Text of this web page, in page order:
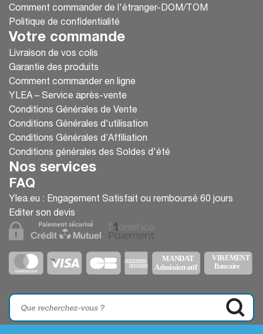
Comment commander de l'étranger-DOM/TOM
Politique de confidentialité
Votre commande
Livraison de vos colis
Garantie des produits
Comment commander en ligne
YLEA – Service après-vente
Conditions Générales de Vente
Conditions Générales d'utilisation
Conditions Générales d’Affiliation
Conditions générales des Soldes d'été
Nos services
FAQ
Ylea.eu : Engagement Satisfait ou remboursé 60 jours
Editer son devis